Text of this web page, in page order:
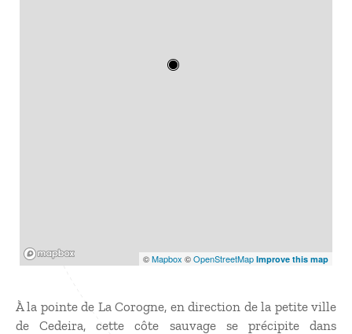
©Mapbox ©OpenStreetMap Improve this map
À la pointe de La Corogne, en direction de la petite ville
de Cedeira, cette côte sauvage se précipite dans